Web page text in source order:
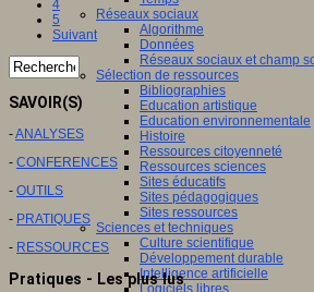
Réseaux sociaux
Algorithme
Données
Réseaux sociaux et champ
Sélection de ressources
Bibliographies
Education artistique
Education environnementale
Histoire
Ressources citoyenneté
Ressources sciences
Sites éducatifs
Sites pédagogiques
Sites ressources
Sciences et techniques
Culture scientifique
Développement durable
Intelligence artificielle
Logiciels libres
4
5
Suivant
SAVOIR(S)
-ANALYSES
- CONFERENCES
- OUTILS
- PRATIQUES
- RESSOURCES
Pratiques - Les plus lus